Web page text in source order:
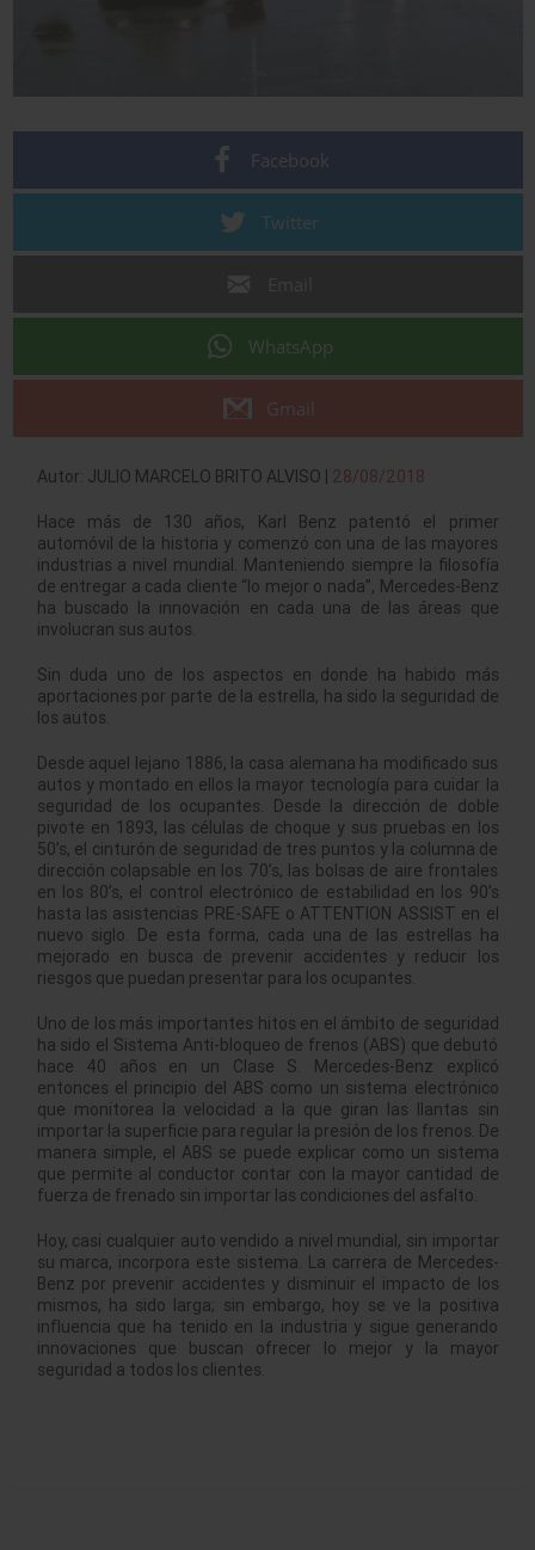
Facebook
Twitter
WhatsApp
Gmail
Autor: JULIO MARCELO BRITO ALVISO | 28/08/2018
Hace más de 130 años, Karl Benz patentó el primer
automóvil de la historia y comenzó con una de las mayores
industrias a nivel mundial. Manteniendo siempre la filosofía
de entregar a cada cliente “lo mejor o nada”, Mercedes-Benz
ha buscado la innovación en cada una de las áreas que
involucran sus autos.
Sin duda uno de los aspectos en donde ha habido más
aportaciones por parte de la estrella, ha sido la seguridad de
los autos.
Desde aquel lejano 1886, la casa alemana ha modificado sus
autos y montado en ellos la mayor tecnología para cuidar la
seguridad de los ocupantes. Desde la dirección de doble
pivote en 1893, las células de choque y sus pruebas en los
50’s, el cinturón de seguridad de tres puntos y la columna de
dirección colapsable en los 70’s, las bolsas de aire frontales
en los 80’s, el control electrónico de estabilidad en los 90’s
hasta las asistencias PRE-SAFE o ATTENTION ASSIST en el
nuevo siglo. De esta forma, cada una de las estrellas ha
mejorado en busca de prevenir accidentes y reducir los
riesgos que puedan presentar para los ocupantes.
Uno de los más importantes hitos en el ámbito de seguridad
ha sido el Sistema Anti-bloqueo de frenos (ABS) que debutó
hace 40 años en un Clase S. Mercedes-Benz explicó
entonces el principio del ABS como un sistema electrónico
que monitorea la velocidad a la que giran las llantas sin
importar la superficie para regular la presión de los frenos. De
manera simple, el ABS se puede explicar como un sistema
que permite al conductor contar con la mayor cantidad de
fuerza de frenado sin importar las condiciones del asfalto.
Hoy, casi cualquier auto vendido a nivel mundial, sin importar
su marca, incorpora este sistema. La carrera de Mercedes-
Benz por prevenir accidentes y disminuir el impacto de los
mismos, ha sido larga; sin embargo, hoy se ve la positiva
influencia que ha tenido en la industria y sigue generando
innovaciones que buscan ofrecer lo mejor y la mayor
seguridad a todos los clientes.